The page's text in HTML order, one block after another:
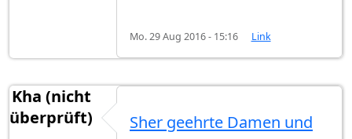
Mo. 29 Aug 2016 - 15:16 Link
Kha (nicht
überprüft)
Sher geehrte Damen und